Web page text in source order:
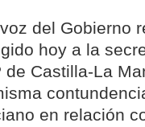
del Gobierno
hoy a la
de Castilla-La
en relación